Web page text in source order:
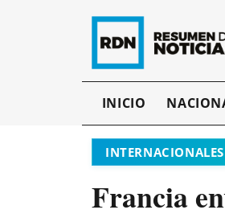
INICIO
INTERNACIONALES
Francia